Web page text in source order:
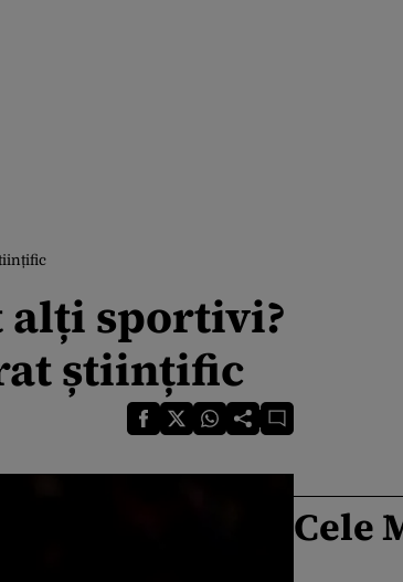
alți sportivi?
științific
Cele